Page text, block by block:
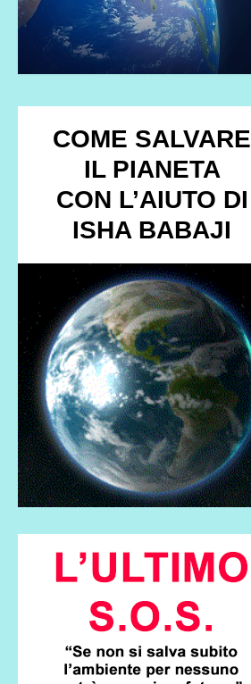
COME SALVARE
IL PIANETA
CON L’AIUTO DI
ISHA BABAJI